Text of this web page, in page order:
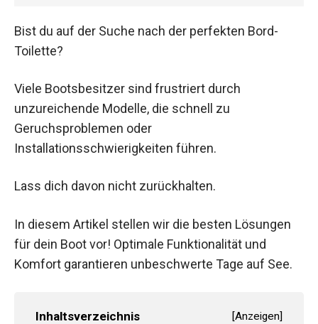
Bist du auf der Suche nach der perfekten Bord-
Toilette?
Viele Bootsbesitzer sind frustriert durch
unzureichende Modelle, die schnell zu
Geruchsproblemen oder
Installationsschwierigkeiten führen.
Lass dich davon nicht zurückhalten.
In diesem Artikel stellen wir die besten Lösungen
für dein Boot vor! Optimale Funktionalität und
Komfort garantieren unbeschwerte Tage auf See.
Inhaltsverzeichnis [Anzeigen]